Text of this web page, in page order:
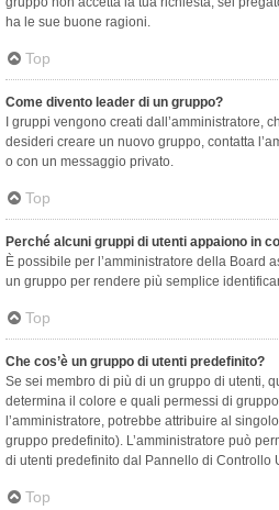
ha le sue buone ragioni.
Top
Come divento leader di un gruppo?
I gruppi vengono creati dall’amministratore,
desideri creare un nuovo gruppo, contatta
o con un messaggio privato.
Top
Perché alcuni gruppi di utenti appaiono in
È possibile per l’amministratore della Board
un gruppo per rendere più semplice
Top
Che cos’è un gruppo di utenti predefinito?
Se sei membro di più di un gruppo di utenti,
determina il colore e quali permessi di
l’amministratore, potrebbe attribuire al
gruppo predefinito). L’amministratore può
di utenti predefinito dal Pannello di Controllo
Top